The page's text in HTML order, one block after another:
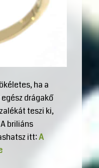
ha a
drágakő
teszi ki,
briliáns
itt:A